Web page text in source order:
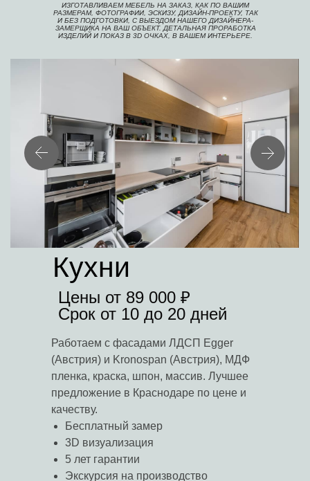
ИЗГОТАВЛИВАЕМ МЕБЕЛЬ НА ЗАКАЗ, КАК ПО ВАШИМ
РАЗМЕРАМ, ФОТОГРАФИИ, ЭСКИЗУ, ДИЗАЙН-ПРОЕКТУ, ТАК
И БЕЗ ПОДГОТОВКИ, С ВЫЕЗДОМ НАШЕГО ДИЗАЙНЕРА-
ЗАМЕРЩИКА НА ВАШ ОБЪЕКТ. ДЕТАЛЬНАЯ ПРОРАБОТКА
ИЗДЕЛИЙ И ПОКАЗ В 3D ОЧКАХ, В ВАШЕМ ИНТЕРЬЕРЕ.
Работаем с фасадами ЛДСП Egger
(Австрия) и Kronospan (Австрия), МДФ
пленка, краска, шпон, массив. Лучшее
предложение в Краснодаре по цене и
качеству.
Бесплатный замер
3D визуализация
5 лет гарантии
Экскурсия на производство
Кухни
Цены от 89 000 ₽
Срок от 10 до 20 дней